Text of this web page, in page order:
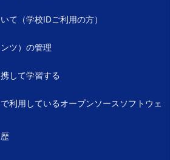
て（学校IDご利用の方）
ツ）の管理
して学習する
利用しているオープンソースソフトウェ